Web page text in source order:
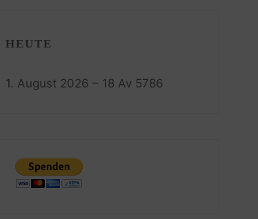
HEUTE
1. August 2026 – 18 Av 5786